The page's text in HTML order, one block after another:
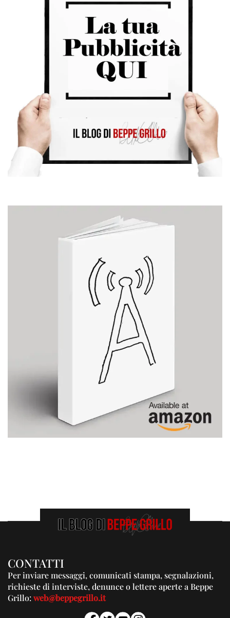
CONTATTI
Per inviare messaggi, comunicati stampa, segnalazioni,
richieste di interviste, denunce o lettere aperte a Beppe
Grillo:web@beppegrillo.it